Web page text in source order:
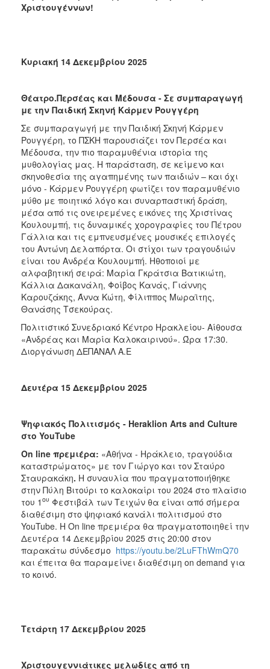
Χριστουγέννων!
Κυριακή 14 Δεκεμβρίου 2025
Θέατρο.Περσέας και Μέδουσα - Σε συμπαραγωγή
με την Παιδική Σκηνή Κάρμεν Ρουγγέρη
Σε συμπαραγωγή με την Παιδική Σκηνή Κάρμεν
Ρουγγέρη, το ΠΣΚΗ παρουσιάζει τον Περσέα και
Μέδουσα, την πιο παραμυθένια ιστορία της
μυθολογίας μας. Η παράσταση, σε κείμενο και
σκηνοθεσία της αγαπημένης των παιδιών – και όχι
μόνο - Κάρμεν Ρουγγέρη φωτίζει τον παραμυθένιο
μύθο με ποιητικό λόγο και συναρπαστική δράση,
μέσα από τις ονειρεμένες εικόνες της Χριστίνας
Κουλουμπή, τις δυναμικές χορογραφίες του Πέτρου
Γάλλια και τις εμπνευσμένες μουσικές επιλογές
του Αντώνη Δελαπόρτα. Οι στίχοι των τραγουδιών
είναι του Ανδρέα Κουλουμπή. Ηθοποιοί με
αλφαβητική σειρά: Μαρία Γκράτσια Βατικιώτη,
Κάλλια Δακανάλη, Φοίβος Κανάς, Γιάννης
Καρουζάκης, Άννα Κώτη, Φίλιππος Μωραϊτης,
Θανάσης Τσεκούρας.
Πολιτιστικό Συνεδριακό Κέντρο Ηρακλείου- Αίθουσα
«Ανδρέας και Μαρία Καλοκαιρινού». Ώρα 17:30.
Διοργάνωση ΔΕΠΑΝΑΛ Α.Ε
Δευτέρα 15 Δεκεμβρίου 2025
Ψηφιακός Πολιτισμός - Heraklion Arts and Culture
στο YouTube
On line πρεμιέρα: «Αθήνα - Ηράκλειο, τραγούδια
καταστρώματος» με τον Γιώργο και τον Σταύρο
Σταυρακάκη. Η συναυλία που πραγματοποιήθηκε
στην Πύλη Βιτούρι το καλοκαίρι του 2024 στο πλαίσιο
του 1 ου Φεστιβάλ των Τειχών θα είναι από σήμερα
διαθέσιμη στο ψηφιακό κανάλι πολιτισμού στο
YouTube. Η On line πρεμιέρα θα πραγματοποιηθεί την
Δευτέρα 14 Δεκεμβρίου 2025 στις 20:00 στον
παρακάτω σύνδεσμο https://youtu.be/2LuFThWmQ70
και έπειτα θα παραμείνει διαθέσιμη on demand για
το κοινό.
Τετάρτη 17 Δεκεμβρίου 2025
Χριστουγεννιάτικες μελωδίες από τη